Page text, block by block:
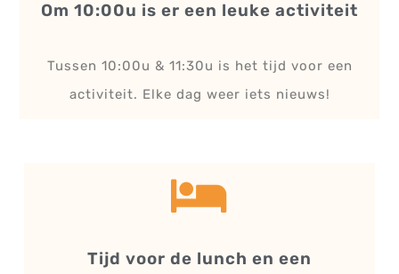
Om 10:00u is er een leuke activiteit
Tussen 10:00u & 11:30u is het tijd voor een
activiteit. Elke dag weer iets nieuws!
Tijd voor de lunch en een